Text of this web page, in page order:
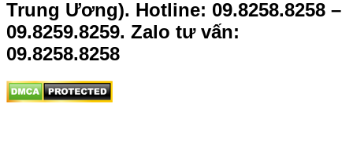
Trung Ương). Hotline: 09.8258.8258 –
09.8259.8259. Zalo tư vấn:
09.8258.8258